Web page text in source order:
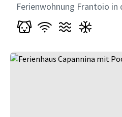
Ferienwohnung Frantoio in